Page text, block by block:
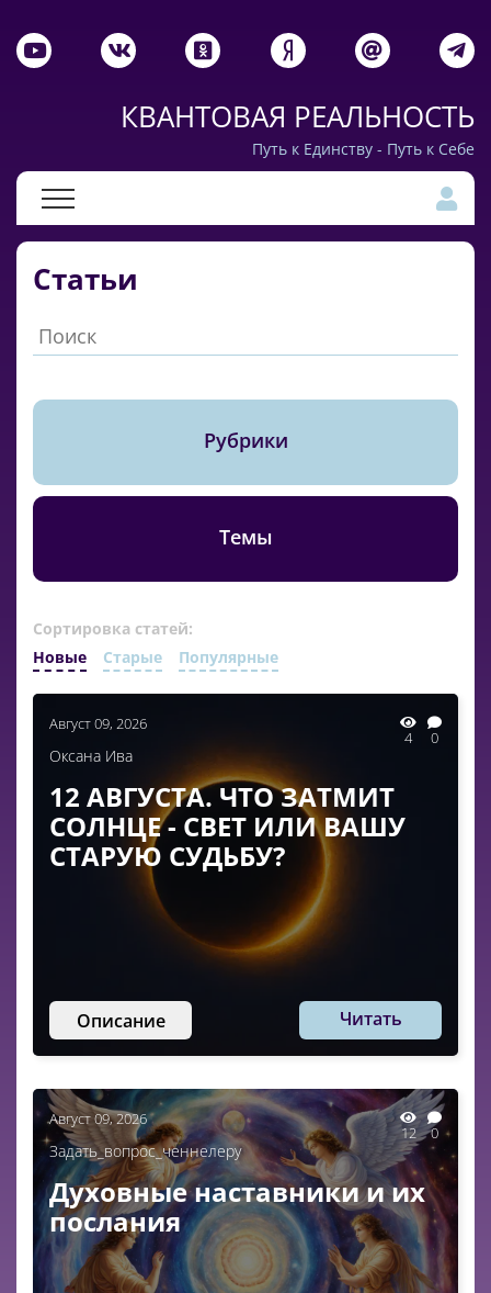
КВАНТОВАЯ РЕАЛЬНОСТЬ
Путь к Единству - Путь к Себе
Статьи
Рубрики
Темы
Сортировка статей:
Новые
Старые Популярные
Август 09, 2026
4 0
Оксана Ива
12 АВГУСТА. ЧТО ЗАТМИТ
СОЛНЦЕ - СВЕТ ИЛИ ВАШУ
СТАРУЮ СУДЬБУ?
Описание Читать
Август 09, 2026
12 0
Задать_вопрос_ченнелеру
Духовные наставники и их
послания